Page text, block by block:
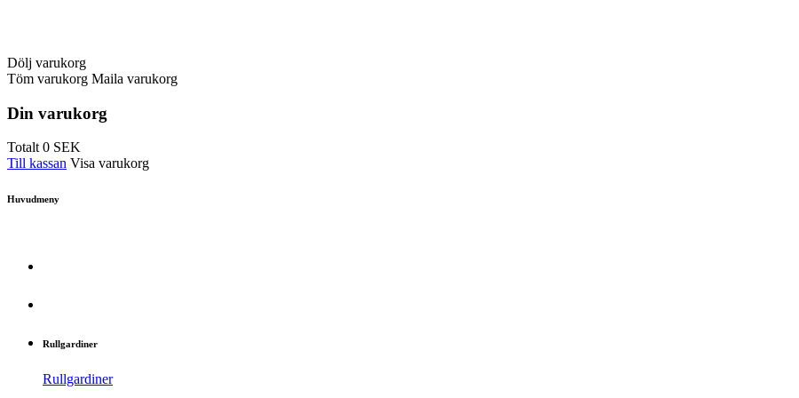
Dölj varukorg
Töm varukorg Maila varukorg
Din varukorg
Totalt0 SEK
Till kassan Visa varukorg
Huvudmeny
Rullgardiner
Rullgardiner